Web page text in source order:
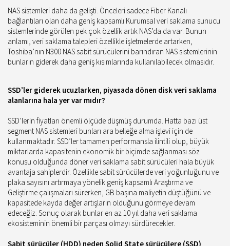
NAS sistemleri daha da gelişti. Önceleri sadece Fiber Kanalı
bağlantıları olan daha geniş kapsamlı Kurumsal veri saklama sunucu
sistemlerinde görülen pek çok özellik artık NAS’da da var. Bunun
anlamı, veri saklama talepleri özellikle işletmelerde artarken,
Toshiba’nın N300 NAS sabit sürücülerini barındıran NAS sistemlerinin
bunların giderek daha geniş kısımlarında kullanılabilecek olmasıdır.
SSD’ler giderek ucuzlarken, piyasada dönen disk veri saklama
alanlarına hala yer var mıdır?
SSD’lerin fiyatları önemli ölçüde düşmüş durumda. Hatta bazı üst
segment NAS sistemleri bunları ara belleğe alma işlevi için de
kullanmaktadır. SSD’ler tamamen performansla ilintili olup, büyük
miktarlarda kapasitenin ekonomik bir biçimde sağlanması söz
konusu olduğunda döner veri saklama sabit sürücüleri hala büyük
avantaja sahiplerdir. Özellikle sabit sürücülerde veri yoğunluğunu ve
plaka sayısını artırmaya yönelik geniş kapsamlı Araştırma ve
Geliştirme çalışmaları sürerken, GB başına maliyetin düştüğünü ve
kapasitede kayda değer artışların olduğunu görmeye devam
edeceğiz. Sonuç olarak bunlar en az 10 yıl daha veri saklama
ekosisteminin önemli bir parçası olmayı sürdürecekler.
Sabit sürücüler (HDD) neden Solid State sürücülere (SSD)